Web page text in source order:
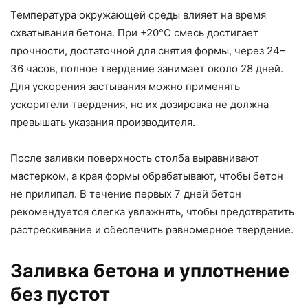
Температура окружающей среды влияет на время
схватывания бетона. При +20°С смесь достигает
прочности, достаточной для снятия формы, через 24–
36 часов, полное твердение занимает около 28 дней.
Для ускорения застывания можно применять
ускорители твердения, но их дозировка не должна
превышать указания производителя.
После заливки поверхность столба выравнивают
мастерком, а края формы обрабатывают, чтобы бетон
не прилипал. В течение первых 7 дней бетон
рекомендуется слегка увлажнять, чтобы предотвратить
растрескивание и обеспечить равномерное твердение.
Заливка бетона и уплотнение
без пустот